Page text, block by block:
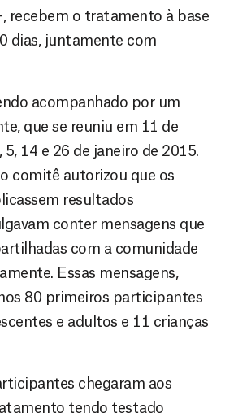
recebem o tratamento à base
dias, juntamente com
acompanhado por um
que se reuniu em 11 de
14 e 26 de janeiro de 2015.
comitê autorizou que os
resultados
conter mensagens que
com a comunidade
Essas mensagens,
80 primeiros participantes
e adultos e 11 crianças
chegaram aos
tendo testado